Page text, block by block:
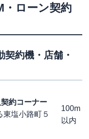
・ローン契約
契約機・店舗・
約コーナー
塩小路町５
100m
以内